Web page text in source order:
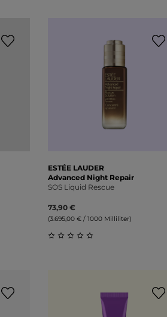
ESTÉE LAUDER
Advanced Night Repair
SOS Liquid Rescue
73,90 €
(3.695,00 € / 1000 Milliliter)